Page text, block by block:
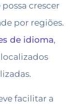
crescer
por regiões.
de idioma,
facilitar a